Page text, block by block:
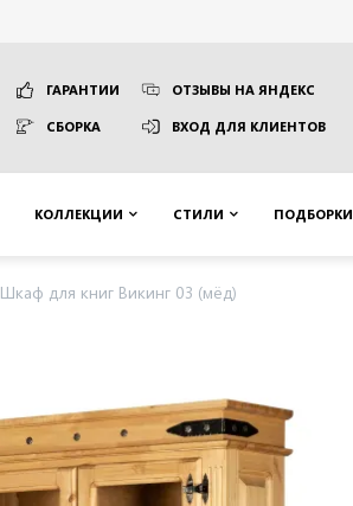
ГАРАНТИИ ОТЗЫВЫ НА ЯНДЕКС
СБОРКА ВХОД ДЛЯ КЛИЕНТОВ
КОЛЛЕКЦИИ СТИЛИ ПОДБОРКИ
Шкаф для книг Викинг 03 (мёд)